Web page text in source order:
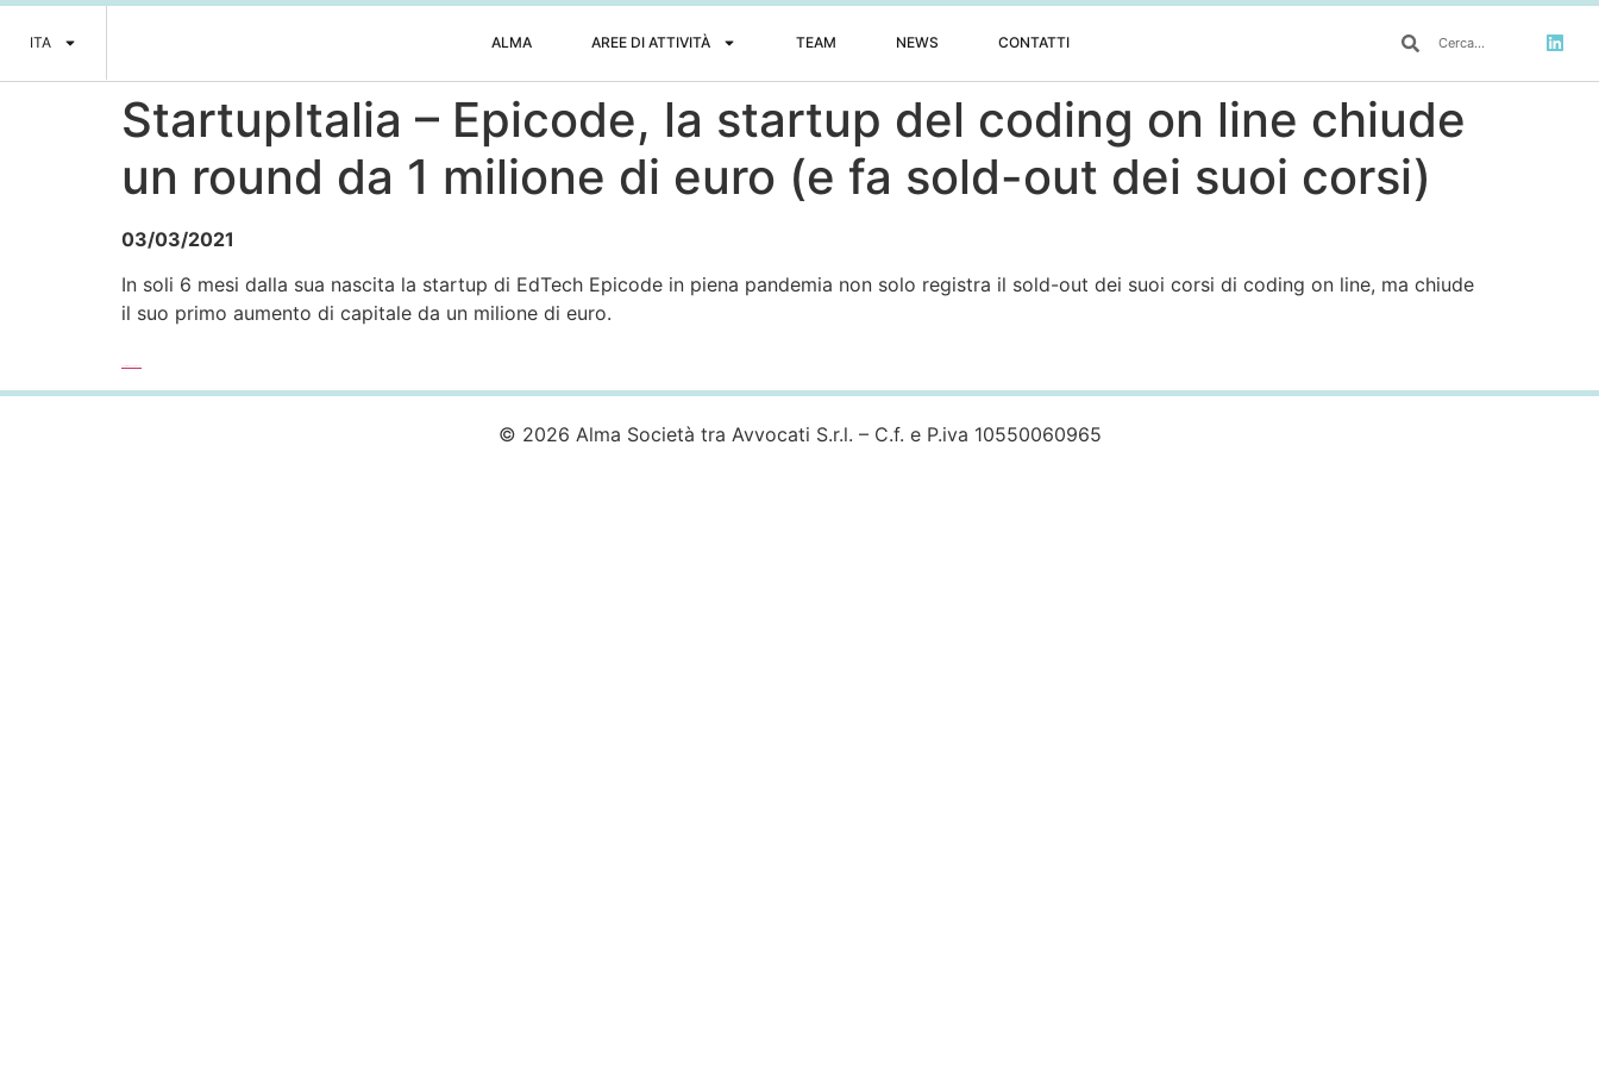
ITA ALMA AREE DI ATTIVITÀ TEAM NEWS CONTATTI
StartupItalia – Epicode, la startup del coding on line chiude
un round da 1 milione di euro (e fa sold-out dei suoi corsi)
03/03/2021
In soli 6 mesi dalla sua nascita la startup di EdTech Epicode in piena pandemia non solo registra il sold-out dei suoi corsi di coding on line, ma chiude
il suo primo aumento di capitale da un milione di euro.
© 2026 Alma Società tra Avvocati S.r.l. – C.f. e P.iva 10550060965